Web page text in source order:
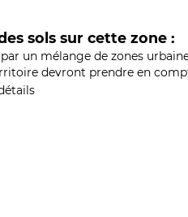
sols sur cette zone :
un mélange de zones
devront prendre en